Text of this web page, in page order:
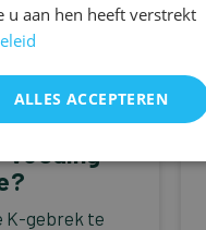
Voeding
K-gebrek te
u aan hen heeft verstrekt
ALLES ACCEPTEREN